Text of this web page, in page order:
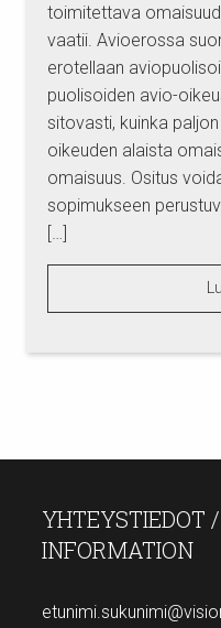
toimitettava
vaatii. Avioerossa
erotellaan
puolisoiden avio-
sitovasti, kuinka
oikeuden alaista
omaisuus. Ositus
sopimukseen
[…]
YHTEYSTIEDOT
INFORMATION